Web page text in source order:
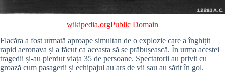
wikipedia.orgPublic Domain
Flacăra a fost urmată aproape simultan de o explozie care a înghițit
rapid aeronava și a făcut ca aceasta să se prăbușească. În urma acestei
tragedii și-au pierdut viața 35 de persoane. Spectatorii au privit cu
groază cum pasagerii și echipajul au ars de vii sau au sărit în gol.